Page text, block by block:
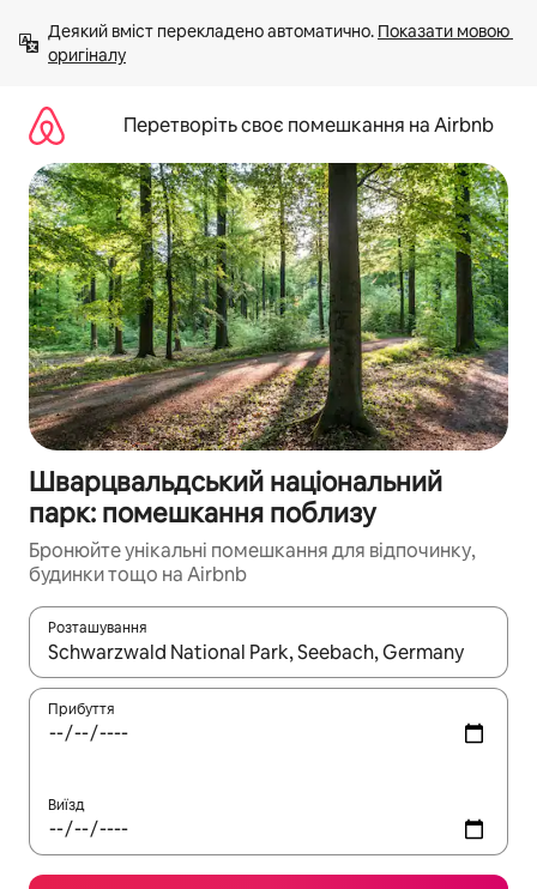
вмісту
Деякий вміст перекладено автоматично. Показати мовою
оригіналу
Перетворіть своє помешкання на Airbnb
Шварцвальдський національний
парк: помешкання поблизу
Бронюйте унікальні помешкання для відпочинку,
будинки тощо на Airbnb
Розташування
Отримавши результати пошуку, використовуйте для
Прибуття
Виїзд